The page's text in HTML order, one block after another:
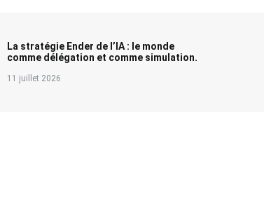
La stratégie Ender de l’IA : le monde
comme délégation et comme simulation.
11 juillet 2026